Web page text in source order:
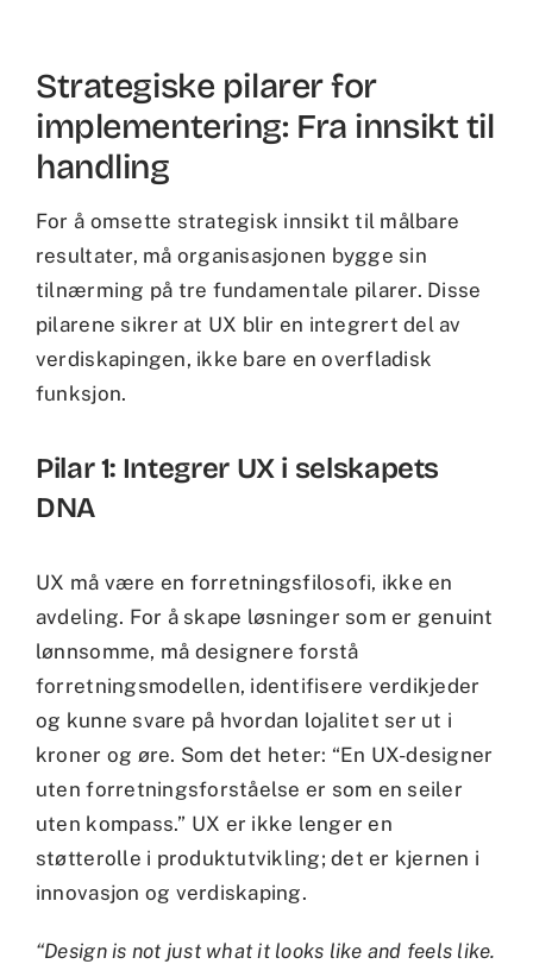
Strategiske pilarer for
implementering: Fra innsikt til
handling
For å omsette strategisk innsikt til målbare
resultater, må organisasjonen bygge sin
tilnærming på tre fundamentale pilarer. Disse
pilarene sikrer at UX blir en integrert del av
verdiskapingen, ikke bare en overfladisk
funksjon.
Pilar 1: Integrer UX i selskapets
DNA
UX må være en forretningsfilosofi, ikke en
avdeling. For å skape løsninger som er genuint
lønnsomme, må designere forstå
forretningsmodellen, identifisere verdikjeder
og kunne svare på hvordan lojalitet ser ut i
kroner og øre. Som det heter: “En UX-designer
uten forretningsforståelse er som en seiler
uten kompass.” UX er ikke lenger en
støtterolle i produktutvikling; det er kjernen i
innovasjon og verdiskaping.
“Design is not just what it looks like and feels like.